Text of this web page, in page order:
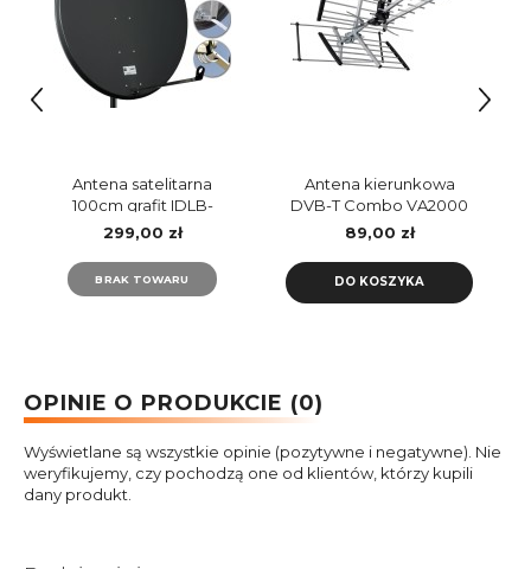
Antena satelitarna
100cm grafit IDLB-
STCF90-KUANO-LPS
299,00 zł
BRAK TOWARU
Antena kierunkowa
DVB-T Combo VA2000
Vayox
89,00 zł
DO KOSZYKA
OPINIE O PRODUKCIE (0)
Wyświetlane są wszystkie opinie (pozytywne i negatywne). Nie
weryfikujemy, czy pochodzą one od klientów, którzy kupili
dany produkt.